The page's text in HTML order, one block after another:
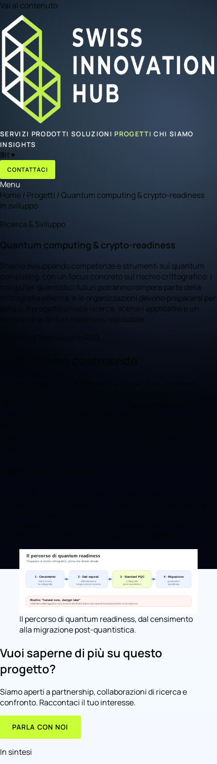
Vai al contenuto
SERVIZI PRODOTTI SOLUZIONI PROGETTICHI SIAMO
INSIGHTS
🌐it▾
CONTATTACI
Menu
Home/ Progetti /Quantum computing & crypto-readiness
In sviluppo
Ricerca & Sviluppo
Quantum computing & crypto-readiness
Stiamo sviluppando competenze e strumenti sul quantum
computing, con un focus concreto sul rischio crittografico: i
computer quantistici futuri potranno rompere parte della
crittografia odierna, e le organizzazioni devono prepararsi per
tempo. Il progetto unisce ricerca, scenari applicativi e un
metodo di quantum readiness replicabile.
Il percorso di quantum readiness, dal censimento
alla migrazione post-quantistica.
Vuoi saperne di più su questo
progetto?
Siamo aperti a partnership, collaborazioni di ricerca e
confronto. Raccontaci il tuo interesse.
PARLA CON NOI
In sintesi